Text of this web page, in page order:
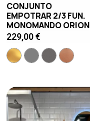
CONJUNTO
EMPOTRAR 2/3 FUN.
MONOMANDO ORION
229,00€